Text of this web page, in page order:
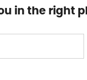
in the right